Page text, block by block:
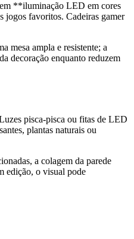
**iluminação LED em cores
jogos favoritos. Cadeiras gamer
mesa ampla e resistente; a
decoração enquanto reduzem
pisca-pisca ou fitas de LED
plantas naturais ou
a colagem da parede
edição, o visual pode